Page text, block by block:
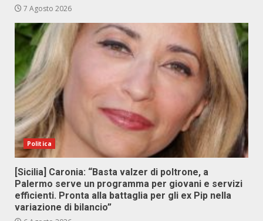
7 Agosto 2026
Politica
[Sicilia] Caronia: “Basta valzer di poltrone, a
Palermo serve un programma per giovani e servizi
efficienti. Pronta alla battaglia per gli ex Pip nella
variazione di bilancio”